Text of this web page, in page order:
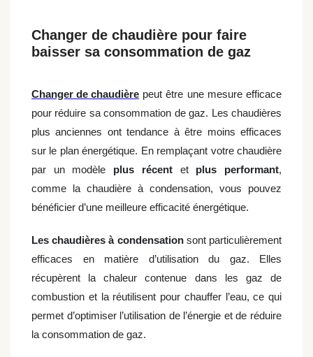
Changer de chaudière pour faire
baisser sa consommation de gaz
Changer de chaudière peut être une mesure efficace
pour réduire sa consommation de gaz. Les chaudières
plus anciennes ont tendance à être moins efficaces
sur le plan énergétique. En remplaçant votre chaudière
par un modèle plus récent et plus performant,
comme la chaudière à condensation, vous pouvez
bénéficier d’une meilleure efficacité énergétique.
Les chaudières à condensation sont particulièrement
efficaces en matière d’utilisation du gaz. Elles
récupèrent la chaleur contenue dans les gaz de
combustion et la réutilisent pour chauffer l’eau, ce qui
permet d’optimiser l’utilisation de l’énergie et de réduire
la consommation de gaz.